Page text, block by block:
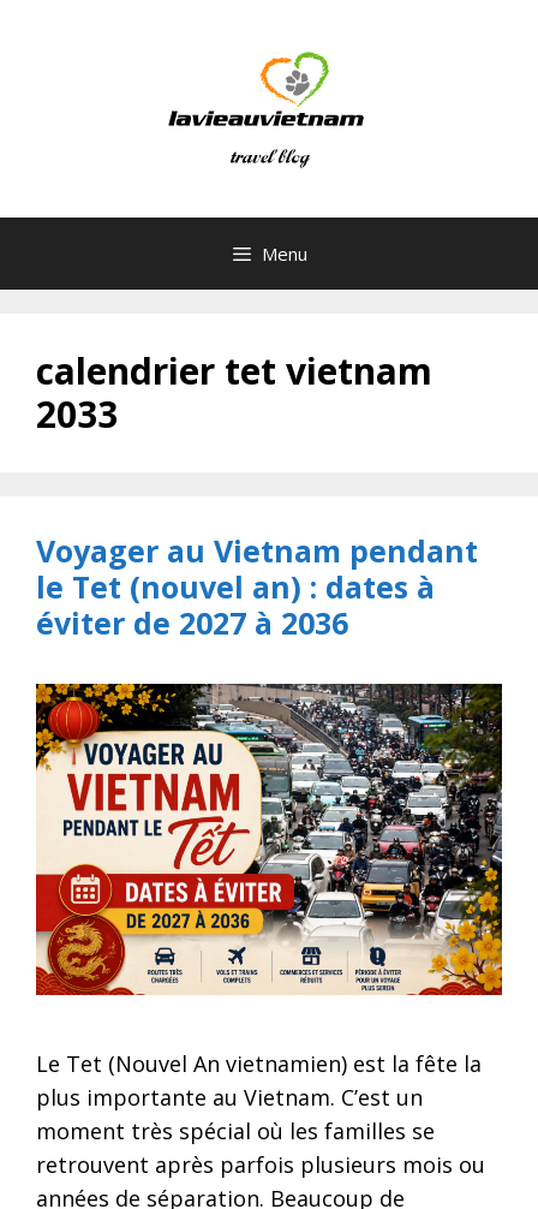
Menu
calendrier tet vietnam
2033
Voyager au Vietnam pendant
le Tet (nouvel an) : dates à
éviter de 2027 à 2036
Le Tet (Nouvel An vietnamien) est la fête la
plus importante au Vietnam. C’est un
moment très spécial où les familles se
retrouvent après parfois plusieurs mois ou
années de séparation. Beaucoup de